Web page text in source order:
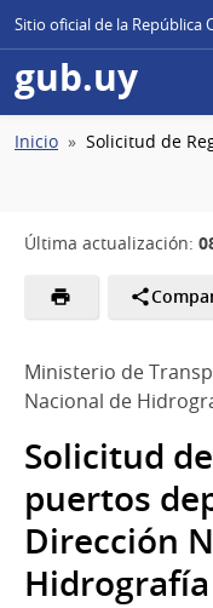
Sitio oficial de la República
gub.uy
Ruta
Inicio Solicitud de
Última actualización:
Ministerio de
Nacional de
Solicitud
puertos
Dirección
Hidrografía